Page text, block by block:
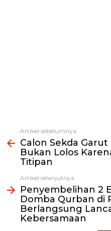
Lihat
selengkapnya
Artikel sebelumnya
Calon Sekda
Bukan Lolos
Titipan
Artikel selanjutnya
Penyembelihan 2
Domba Qurban di
Berlangsung
Kebersamaan